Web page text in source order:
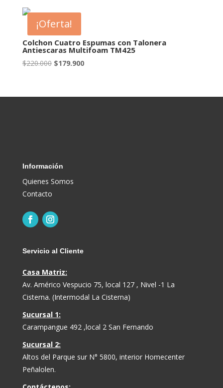
¡Oferta!
Colchon Cuatro Espumas con Talonera
Antiescaras Multifoam TM425
$220.000 El
era:
$179.900El
es:
Información
Quienes Somos
Contacto
Servicio al Cliente
Casa Matriz:
Av. Américo Vespucio 75, local 127 , Nivel -1 La
Cisterna. (Intermodal La Cisterna)
Sucursal 1:
Carampangue 492 ,local 2 San Fernando
Sucursal 2:
Altos del Parque sur N° 5800, interior Homecenter
Peñalolen.